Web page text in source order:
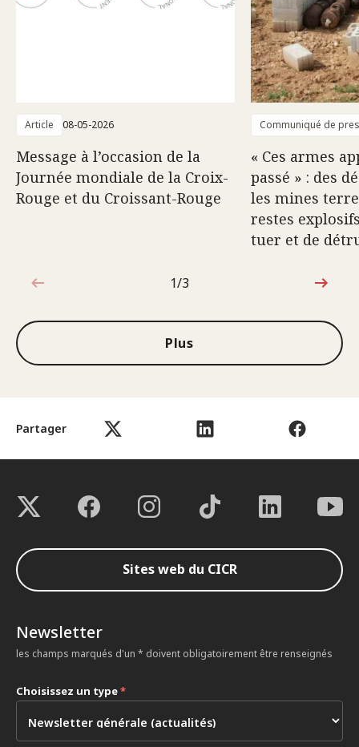
Partager
Article 08-05-2026
Message à l’occasion de la
Journée mondiale de la Croix-
Rouge et du Croissant-Rouge
Communiqué de
« Ces armes
passé » : des
les mines
restes
tuer et de
1sur3
1/3
Plus
Sites web du CICR
Newsletter
les champs marqués d'un * doivent obligatoirement être renseignés
Choisissez un type*